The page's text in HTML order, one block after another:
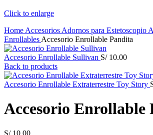
Click to enlarge
Home Accesorios Adornos para Estetoscopio
Enrollables Accesorio Enrollable Pandita
Accesorio Enrollable Sullivan S/10.00
Back to products
Accesorio Enrollable Extraterrestre Toy Story
Accesorio Enrollable
S/10.00